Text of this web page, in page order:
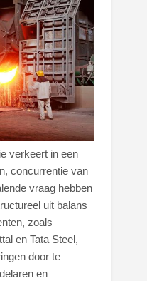
verkeert in een
concurrentie van
vraag hebben
uit balans
zoals
en Tata Steel,
door te
en